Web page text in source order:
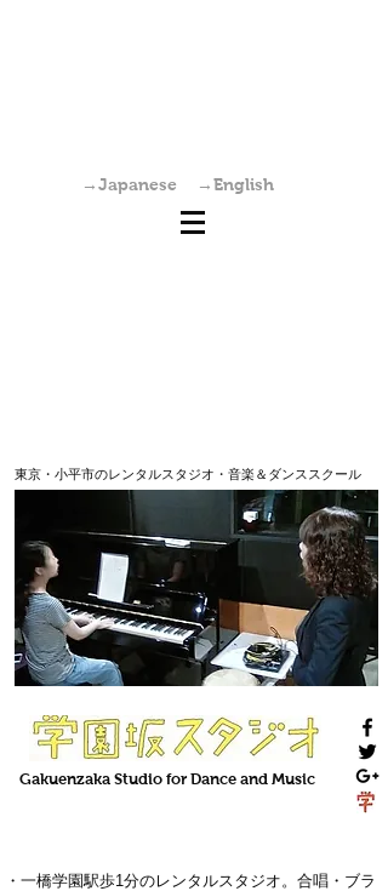
→Japanese →English
東京・小平市のレンタルスタジオ・音楽＆ダンススクール
Gakuenzaka Studio for Dance and Music
・一橋学園駅歩1分のレンタルスタジオ。 合唱・ブラ